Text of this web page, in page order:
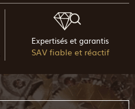
Expertisés et garantis
SAV fiable et réactif